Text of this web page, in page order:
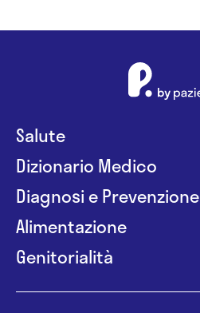
Salute
Dizionario Medico
Diagnosi e Prevenzione
Alimentazione
Genitorialità